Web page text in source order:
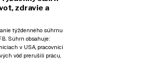
zdravie a
týždenného súhrnu
Súhrn obsahuje:
v USA, pracovníci
vôd prerušili prácu,